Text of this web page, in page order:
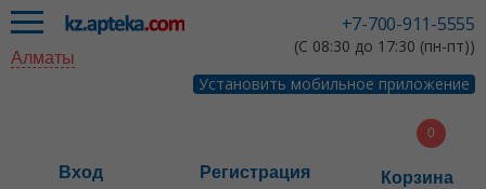
+7-700-911-5555
(С 08:30 до 17:30 (пн-пт))
Установить мобильное приложение
Алматы
Вход Регистрация Корзина